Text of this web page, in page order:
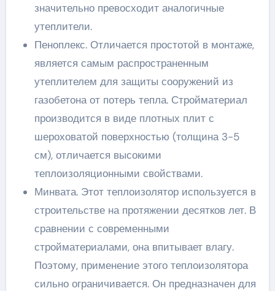
значительно превосходит аналогичные
утеплители.
Пеноплекс. Отличается простотой в монтаже,
является самым распространенным
утеплителем для защиты сооружений из
газобетона от потерь тепла. Стройматериал
производится в виде плотных плит с
шероховатой поверхностью (толщина 3-5
см), отличается высокими
теплоизоляционными свойствами.
Минвата. Этот теплоизолятор используется в
строительстве на протяжении десятков лет. В
сравнении с современными
стройматериалами, она впитывает влагу.
Поэтому, применение этого теплоизолятора
сильно ограничивается. Он предназначен для